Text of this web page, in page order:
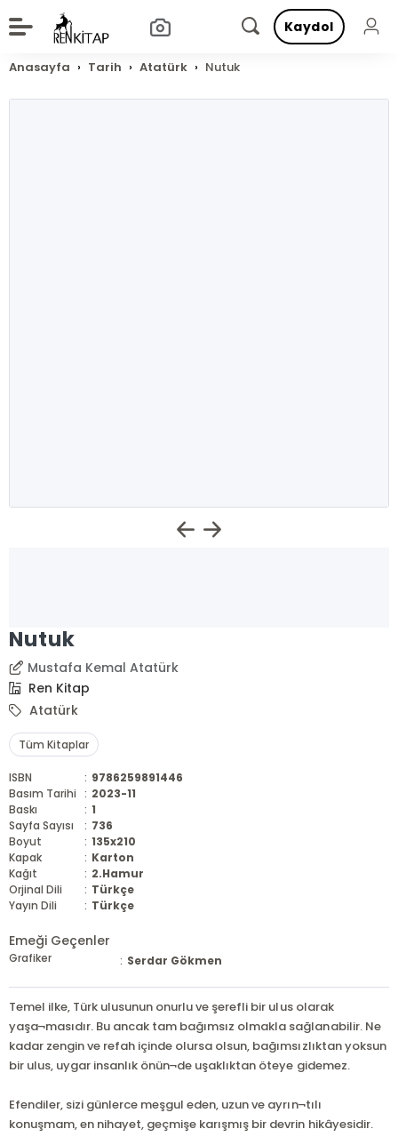
Kaydol
Anasayfa Tarih Atatürk Nutuk
Nutuk
Mustafa Kemal Atatürk
Ren Kitap
Atatürk
Tüm Kitaplar
ISBN : 9786259891446
Basım Tarihi : 2023-11
Baskı
: 1
Sayfa Sayısı
: 736
Boyut
: 135x210
Kapak
: Karton
Kağıt
: 2.Hamur
Orjinal Dili
: Türkçe
Yayın Dili
: Türkçe
Emeği Geçenler
Grafiker : Serdar Gökmen
Temel ilke, Türk ulusunun onurlu ve şerefli bir ulus olarak
yaşa¬masıdır. Bu ancak tam bağımsız olmakla sağlanabilir. Ne
kadar zengin ve refah içinde olursa olsun, bağımsızlıktan yoksun
bir ulus, uygar insanlık önün¬de uşaklıktan öteye gidemez.
Efendiler, sizi günlerce meşgul eden, uzun ve ayrın¬tılı
konuşmam, en nihayet, geçmişe karışmış bir devrin hikâyesidir.